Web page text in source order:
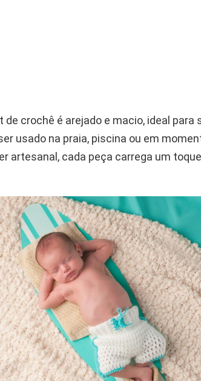
de crochê é arejado e macio, ideal para
usado na praia, piscina ou em
artesanal, cada peça carrega um